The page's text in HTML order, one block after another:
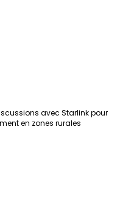
avec Starlink pour
en zones rurales